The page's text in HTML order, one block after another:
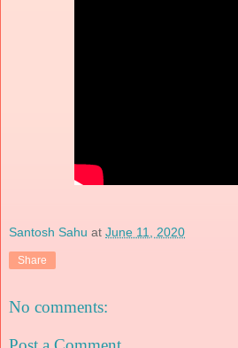
Santosh Sahu at June 11, 2020
Share
No comments: